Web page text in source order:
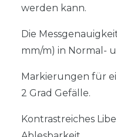
werden kann.
Die
mm/m) in Normal-
Markierungen für
2 Grad Gefälle.
Kontrastreiches